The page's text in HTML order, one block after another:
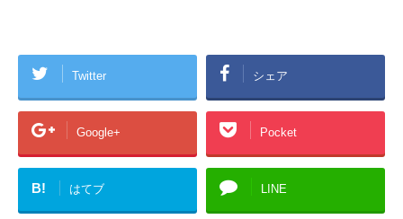
Twitter シェア
Google+ Pocket
B! はてブ LINE